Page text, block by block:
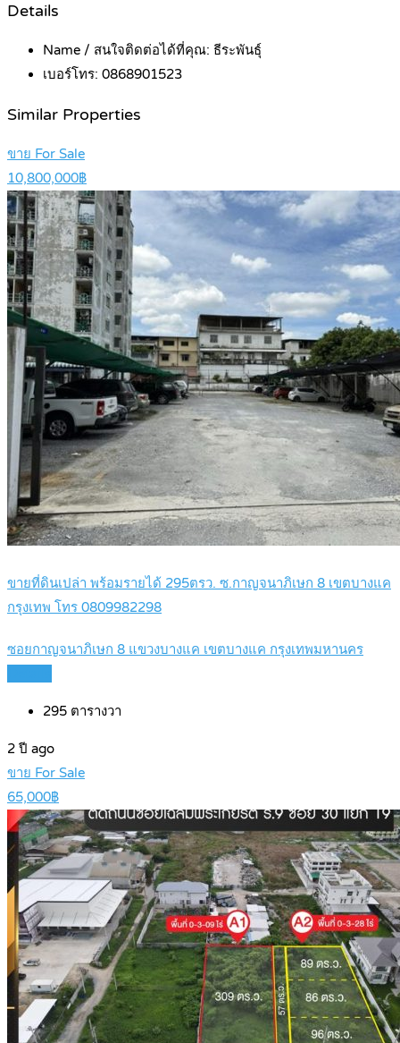
Details
Name / สนใจติดต่อได้ที่คุณ: ธีระพันธุ์
เบอร์โทร: 0868901523
Similar Properties
ขาย For Sale
10,800,000฿
ขายที่ดินเปล่า พร้อมรายได้ 295ตรว. ซ.กาญจนาภิเษก 8 เขตบางแค
กรุงเทพ โทร 0809982298
ซอยกาญจนาภิเษก 8 แขวงบางแค เขตบางแค กรุงเทพมหานคร
295 ตารางวา
2 ปี ago
ขาย For Sale
65,000฿